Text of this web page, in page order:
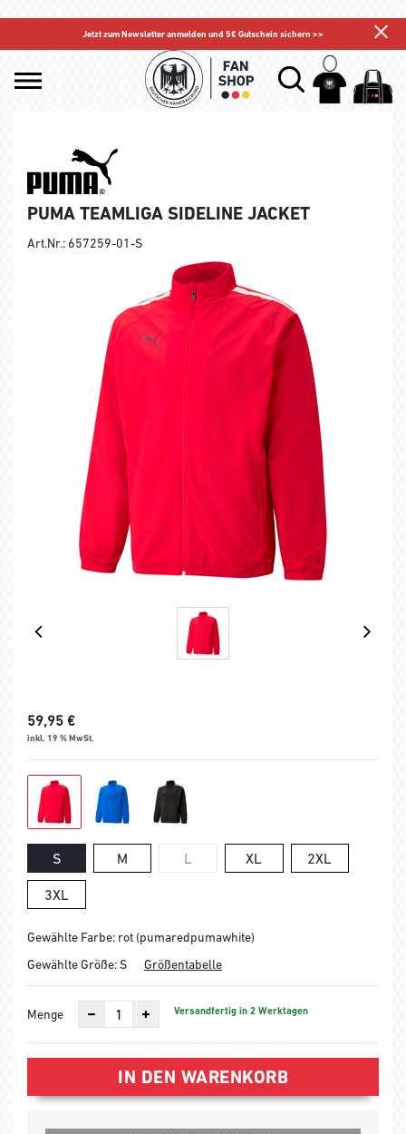
Jetzt zum Newsletter anmelden und 5€ Gutschein sichern >>
PUMA TEAMLIGA SIDELINE JACKET
Art.Nr.: 657259-01-S
59,95 €
inkl. 19 % MwSt.
S M L XL 2XL
3XL
Gewählte Farbe: rot (pumaredpumawhite)
Gewählte Größe:S Größentabelle
Menge Versandfertig in 2 Werktagen
IN DEN WARENKORB